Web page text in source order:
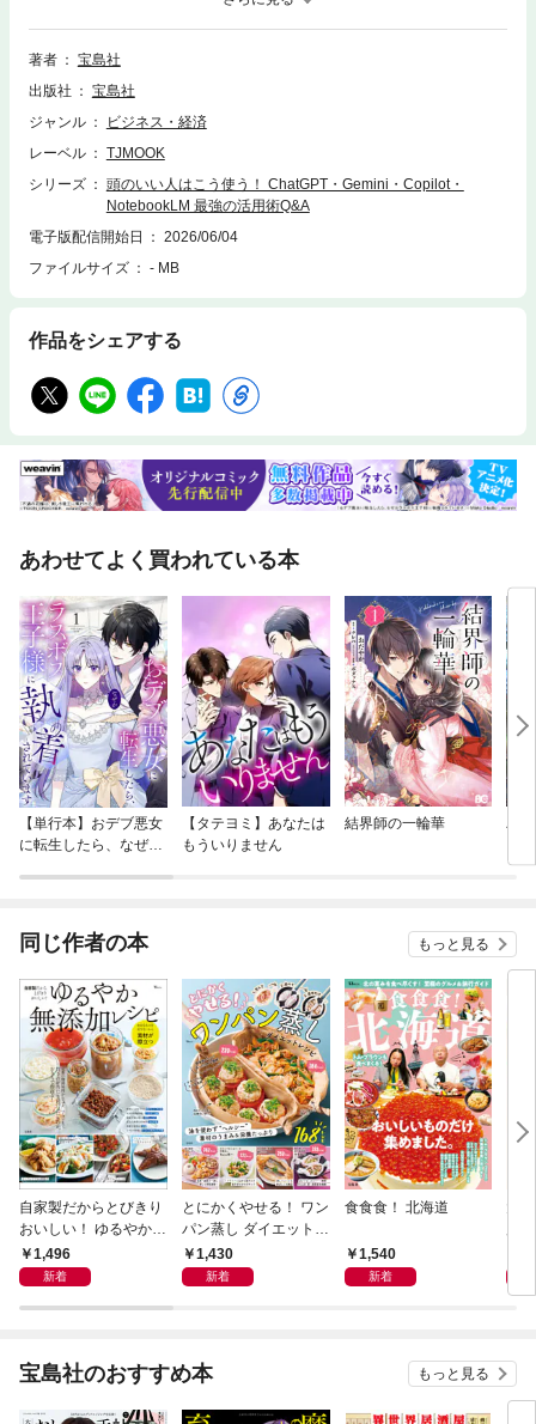
emini・Copilot・NotebookLMの4大AIを徹底解説！ そもそも「何ができる
か」から「どんな場面で、どれを使えばいいか」の使い分けまで、Q&A形
式で徹底解説します。仕事の時短から資料整理、調べもの、日常活用ま
著者
宝島社
出版社
宝島社
ジャンル
ビジネス・経済
レーベル
TJMOOK
シリーズ
頭のいい人はこう使う！ ChatGPT・Gemini・Copilot・
NotebookLM 最強の活用術Q&A
電子版配信開始日
2026/06/04
ファイルサイズ
- MB
作品をシェアする
あわせてよく買われている本
【単行本】おデブ悪女
に転生したら、なぜか
【タテヨミ】あなたは
もういりません
結界師の一輪華
バ
今
同じ作者の本 もっと見る
自家製だからとびきり
おいしい！ ゆるやか無
添加レシピ
1,496
新着
とにかくやせる！ ワン
パン蒸し ダイエットレ
シピ1,430
新着
食食食！ 北海道
1,540
新着
い
宝島社のおすすめ本 もっと見る